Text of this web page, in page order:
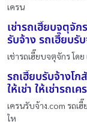
เครน
เช่ารถเฮี๊ยบจตุจั
รับจ้าง รถเฮี๊ยบรั
เช่ารถเฮี๊ยบจตุจักร โด
รถเฮี๊ยบรับจ้างโ
ให้เช่า ให้เช่ารถเ
เครนรับจ้าง.com รถเ
ให